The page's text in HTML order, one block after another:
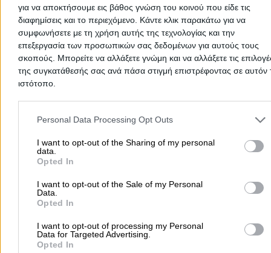
για να αποκτήσουμε εις βάθος γνώση του κοινού που είδε τις
διαφημίσεις και το περιεχόμενο. Κάντε κλικ παρακάτω για να
συμφωνήσετε με τη χρήση αυτής της τεχνολογίας και την
επεξεργασία των προσωπικών σας δεδομένων για αυτούς τους
σκοπούς. Μπορείτε να αλλάξετε γνώμη και να αλλάξετε τις
της συγκατάθεσής σας ανά πάσα στιγμή επιστρέφοντας σε αυτόν
ιστότοπο.
Please note that this website/app uses one or more Google
and may gather and store information including but not limited to
to Google and its third-party tags to use your data for below
purposes in below Google consent section.
Personal Data Processing Opt Outs
I want to opt-out of the Sharing of my personal
data.
Opted In
I want to opt-out of the Sale of my Personal
Data.
Opted In
I want to opt-out of processing my Personal
Data for Targeted Advertising.
Opted In
Προσθήκη αξιολόγησης
ΓΕΝΝΗΜΑΤΑΣ - ΚΕΝΤΡΟ ΕΠΑΓΓΕΛΜΑΤΙΚΗΣ ΚΑΤΑΡΤΙΣΗΣ
Μετακομίσεις & Μεταφορές
Ψυχολόγοι
Συνεργεία Αυτοκινήτων
Υδραυλικοί - Υδραυλικές Εγκαταστάσεις